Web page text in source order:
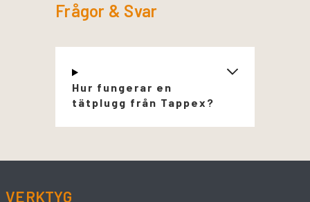
Frågor & Svar
Hur fungerar en
tätplugg från Tappex?
VERKTYG